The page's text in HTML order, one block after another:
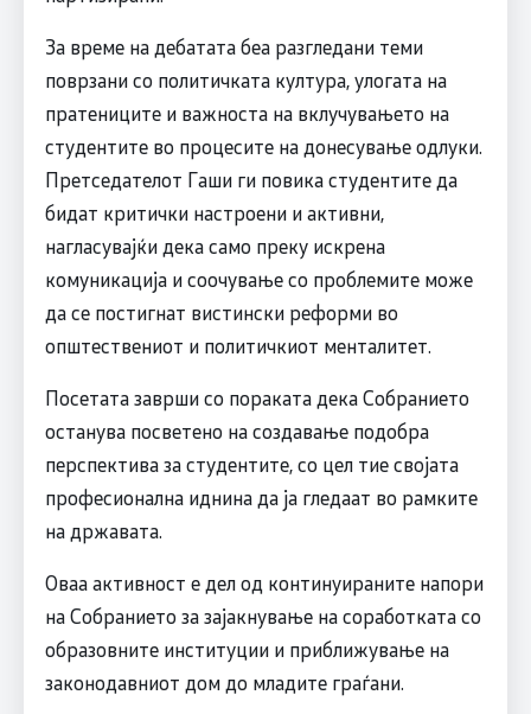
За време на дебатата беа разгледани теми
поврзани со политичката култура, улогата на
пратениците и важноста на вклучувањето на
студентите во процесите на донесување одлуки.
Претседателот Гаши ги повика студентите да
бидат критички настроени и активни,
нагласувајќи дека само преку искрена
комуникација и соочување со проблемите може
да се постигнат вистински реформи во
општествениот и политичкиот менталитет.
Посетата заврши со пораката дека Собранието
останува посветено на создавање подобра
перспектива за студентите, со цел тие својата
професионална иднина да ја гледаат во рамките
на државата.
Оваа активност е дел од континуираните напори
на Собранието за зајакнување на соработката со
образовните институции и приближување на
законодавниот дом до младите граѓани.